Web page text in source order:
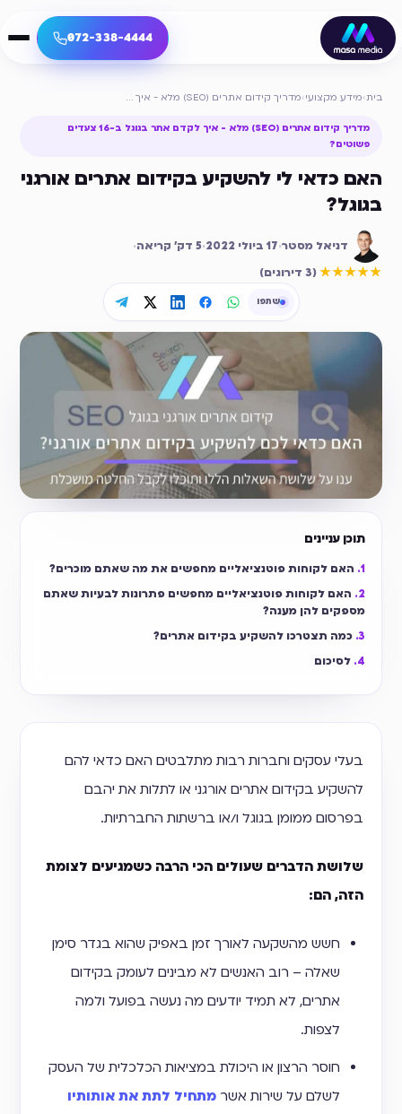
072-338-4444
בית›מידע מקצועי› מדריך קידום אתרים (SEO) מלא - איך לקדם אתר בגוגל ב-16 צעדים פשוטים?
מדריך קידום אתרים (SEO) מלא - איך לקדם אתר בגוגל ב-16 צעדים
פשוטים?
האם כדאי לי להשקיע בקידום אתרים אורגני
בגוגל?
דניאל מסטר·17 ביולי 2022 ·
5 דק׳ קריאה·
★★★★★
(3 דירוגים )
שתפו
בעלי עסקים וחברות רבות מתלבטים האם כדאי להם
להשקיע בקידום אתרים אורגני או לתלות את יהבם
בפרסום ממומן בגוגל ו/או ברשתות החברתיות.
שלושת הדברים שעולים הכי הרבה כשמגיעים לצומת
הזה, הם:
חשש מהשקעה לאורך זמן באפיק שהוא בגדר סימן
שאלה – רוב האנשים לא מבינים לעומק בקידום
אתרים, לא תמיד יודעים מה נעשה בפועל ולמה
לצפות.
חוסר הרצון או היכולת במציאות הכלכלית של העסק
לשלם על שירות אשר מתחיל לתת את אותותיו
תוכן עניינים
האם לקוחות פוטנציאליים מחפשים את מה שאתם מוכרים?
האם לקוחות פוטנציאליים מחפשים פתרונות לבעיות שאתם
מספקים להן מענה?
כמה תצטרכו להשקיע בקידום אתרים?
לסיכום